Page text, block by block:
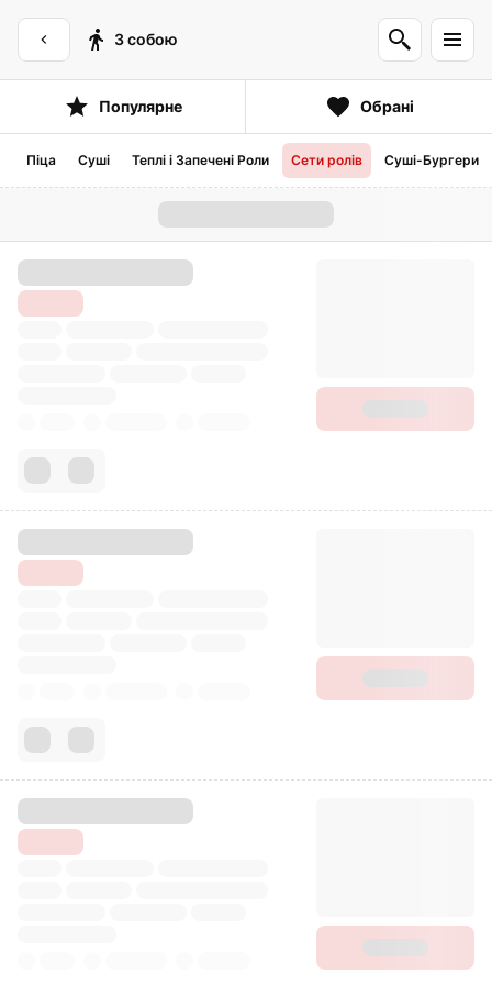
З собою
Популярне Обрані
Піца Суші Теплі і Запечені Роли Сети ролів Суші-Бургери